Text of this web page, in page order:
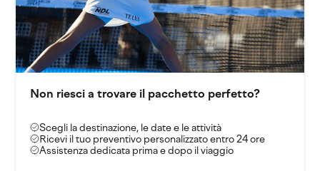
Non riesci a trovare il pacchetto perfetto?
Scegli la destinazione, le date e le attività
Ricevi il tuo preventivo personalizzato entro 24 ore
Assistenza dedicata prima e dopo il viaggio